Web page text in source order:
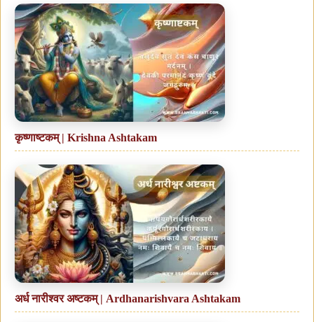
कृष्णाष्टकम् | Krishna Ashtakam
अर्ध नारीश्वर अष्टकम् | Ardhanarishvara Ashtakam